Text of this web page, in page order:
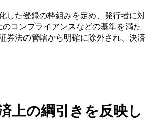
した登録の枠組みを定め、発行者に対
コンプライアンスなどの基準を満た
券法の管轄から明確に除外され、決済
上の綱引きを反映し